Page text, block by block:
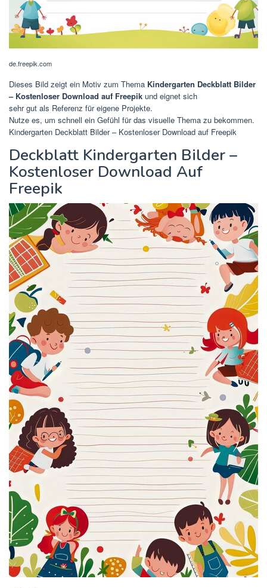
de.freepik.com
Dieses Bild zeigt ein Motiv zum Thema Kindergarten Deckblatt Bilder
– Kostenloser Download auf Freepik und eignet sich
sehr gut als Referenz für eigene Projekte.
Nutze es, um schnell ein Gefühl für das visuelle Thema zu bekommen.
Kindergarten Deckblatt Bilder – Kostenloser Download auf Freepik
Deckblatt Kindergarten Bilder –
Kostenloser Download Auf
Freepik